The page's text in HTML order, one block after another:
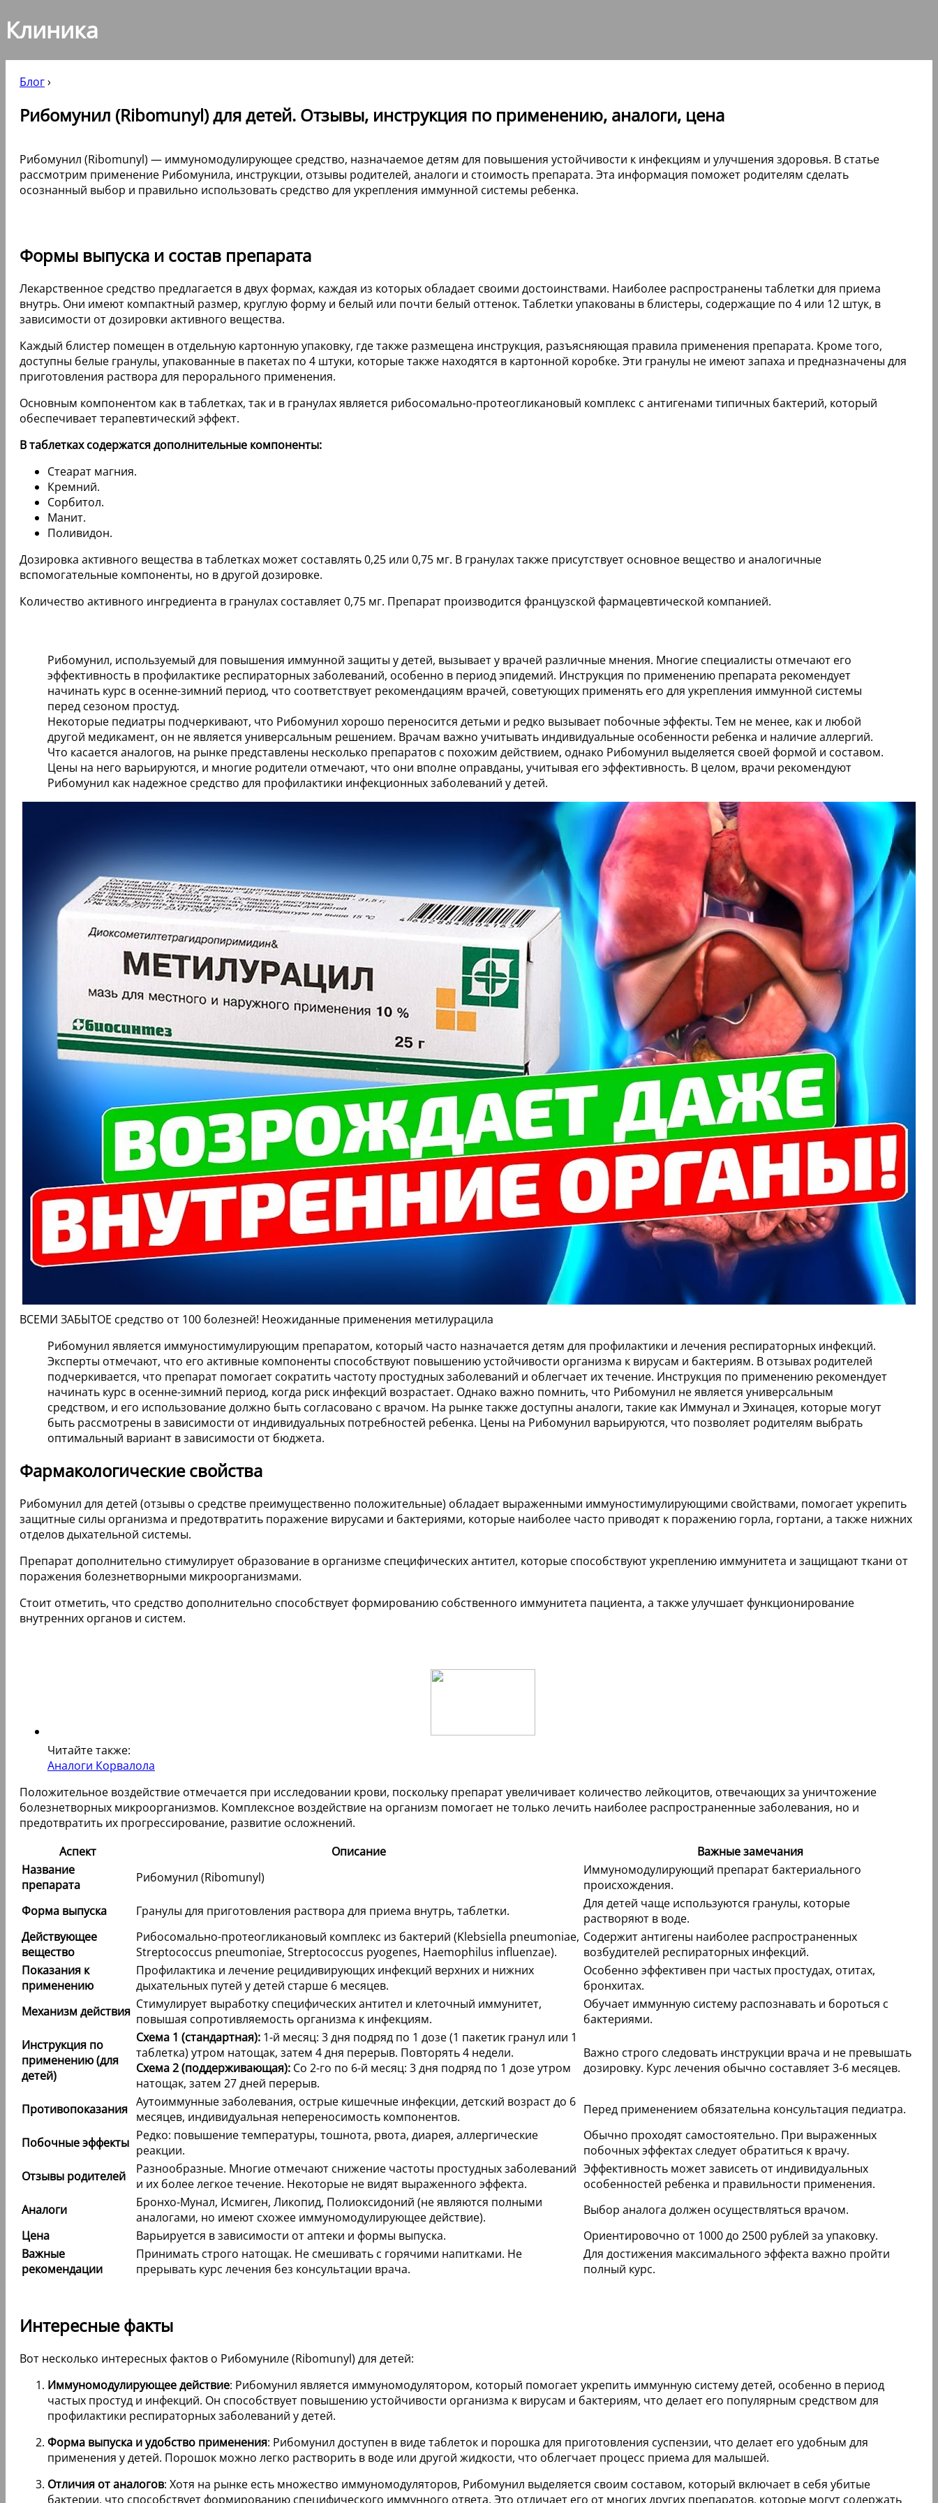
Клиника
Блог›
Рибомунил (Ribomunyl) для детей. Отзывы, инструкция по применению, аналоги, цена
Рибомунил (Ribomunyl) — иммуномодулирующее средство, назначаемое детям для повышения устойчивости к инфекциям и улучшения здоровья. В статье
рассмотрим применение Рибомунила, инструкции, отзывы родителей, аналоги и стоимость препарата. Эта информация поможет родителям сделать
осознанный выбор и правильно использовать средство для укрепления иммунной системы ребенка.
Формы выпуска и состав препарата
Лекарственное средство предлагается в двух формах, каждая из которых обладает своими достоинствами. Наиболее распространены таблетки для приема
внутрь. Они имеют компактный размер, круглую форму и белый или почти белый оттенок. Таблетки упакованы в блистеры, содержащие по 4 или 12 штук, в
зависимости от дозировки активного вещества.
Каждый блистер помещен в отдельную картонную упаковку, где также размещена инструкция, разъясняющая правила применения препарата. Кроме того,
доступны белые гранулы, упакованные в пакетах по 4 штуки, которые также находятся в картонной коробке. Эти гранулы не имеют запаха и предназначены для
приготовления раствора для перорального применения.
Основным компонентом как в таблетках, так и в гранулах является рибосомально-протеогликановый комплекс с антигенами типичных бактерий, который
обеспечивает терапевтический эффект.
В таблетках содержатся дополнительные компоненты:
Стеарат магния.
Кремний.
Сорбитол.
Манит.
Поливидон.
Дозировка активного вещества в таблетках может составлять 0,25 или 0,75 мг. В гранулах также присутствует основное вещество и аналогичные
вспомогательные компоненты, но в другой дозировке.
Количество активного ингредиента в гранулах составляет 0,75 мг. Препарат производится французской фармацевтической компанией.
Рибомунил, используемый для повышения иммунной защиты у детей, вызывает у врачей различные мнения. Многие специалисты отмечают его
эффективность в профилактике респираторных заболеваний, особенно в период эпидемий. Инструкция по применению препарата рекомендует
начинать курс в осенне-зимний период, что соответствует рекомендациям врачей, советующих применять его для укрепления иммунной системы
перед сезоном простуд.
Некоторые педиатры подчеркивают, что Рибомунил хорошо переносится детьми и редко вызывает побочные эффекты. Тем не менее, как и любой
другой медикамент, он не является универсальным решением. Врачам важно учитывать индивидуальные особенности ребенка и наличие аллергий.
Что касается аналогов, на рынке представлены несколько препаратов с похожим действием, однако Рибомунил выделяется своей формой и составом.
Цены на него варьируются, и многие родители отмечают, что они вполне оправданы, учитывая его эффективность. В целом, врачи рекомендуют
Рибомунил как надежное средство для профилактики инфекционных заболеваний у детей.
ВСЕМИ ЗАБЫТОЕ средство от 100 болезней! Неожиданные применения метилурацила
Рибомунил является иммуностимулирующим препаратом, который часто назначается детям для профилактики и лечения респираторных инфекций.
Эксперты отмечают, что его активные компоненты способствуют повышению устойчивости организма к вирусам и бактериям. В отзывах родителей
подчеркивается, что препарат помогает сократить частоту простудных заболеваний и облегчает их течение. Инструкция по применению рекомендует
начинать курс в осенне-зимний период, когда риск инфекций возрастает. Однако важно помнить, что Рибомунил не является универсальным
средством, и его использование должно быть согласовано с врачом. На рынке также доступны аналоги, такие как Иммунал и Эхинацея, которые могут
быть рассмотрены в зависимости от индивидуальных потребностей ребенка. Цены на Рибомунил варьируются, что позволяет родителям выбрать
оптимальный вариант в зависимости от бюджета.
Фармакологические свойства
Рибомунил для детей (отзывы о средстве преимущественно положительные) обладает выраженными иммуностимулирующими свойствами, помогает укрепить
защитные силы организма и предотвратить поражение вирусами и бактериями, которые наиболее часто приводят к поражению горла, гортани, а также нижних
отделов дыхательной системы.
Препарат дополнительно стимулирует образование в организме специфических антител, которые способствуют укреплению иммунитета и защищают ткани от
поражения болезнетворными микроорганизмами.
Стоит отметить, что средство дополнительно способствует формированию собственного иммунитета пациента, а также улучшает функционирование
внутренних органов и систем.
Читайте также:
Аналоги Корвалола
Положительное воздействие отмечается при исследовании крови, поскольку препарат увеличивает количество лейкоцитов, отвечающих за уничтожение
болезнетворных микроорганизмов. Комплексное воздействие на организм помогает не только лечить наиболее распространенные заболевания, но и
предотвратить их прогрессирование, развитие осложнений.
Аспект
Описание
Важные замечания
Название
препарата
Рибомунил (Ribomunyl)
Иммуномодулирующий препарат бактериального
происхождения.
Форма выпуска
Гранулы для приготовления раствора для приема внутрь, таблетки.
Для детей чаще используются гранулы, которые
растворяют в воде.
Действующее
вещество
Рибосомально-протеогликановый комплекс из бактерий (Klebsiella pneumoniae,
Streptococcus pneumoniae, Streptococcus pyogenes, Haemophilus influenzae).
Содержит антигены наиболее распространенных
возбудителей респираторных инфекций.
Показания к
применению
Профилактика и лечение рецидивирующих инфекций верхних и нижних
дыхательных путей у детей старше 6 месяцев.
Особенно эффективен при частых простудах, отитах,
бронхитах.
Механизм действия Стимулирует выработку специфических антител и клеточный иммунитет,
повышая сопротивляемость организма к инфекциям.
Обучает иммунную систему распознавать и бороться с
бактериями.
Инструкция по
применению (для
детей)
Схема 1 (стандартная): 1-й месяц: 3 дня подряд по 1 дозе (1 пакетик гранул или 1
таблетка) утром натощак, затем 4 дня перерыв. Повторять 4 недели.
Схема 2 (поддерживающая): Со 2-го по 6-й месяц: 3 дня подряд по 1 дозе утром
натощак, затем 27 дней перерыв.
Важно строго следовать инструкции врача и не превышать
дозировку. Курс лечения обычно составляет 3-6 месяцев.
Противопоказания Аутоиммунные заболевания, острые кишечные инфекции, детский возраст до 6
месяцев, индивидуальная непереносимость компонентов.
Перед применением обязательна консультация педиатра.
Побочные эффекты Редко: повышение температуры, тошнота, рвота, диарея, аллергические
реакции.
Обычно проходят самостоятельно. При выраженных
побочных эффектах следует обратиться к врачу.
Отзывы родителей
Разнообразные. Многие отмечают снижение частоты простудных заболеваний
и их более легкое течение. Некоторые не видят выраженного эффекта.
Эффективность может зависеть от индивидуальных
особенностей ребенка и правильности применения.
Аналоги
Бронхо-Мунал, Исмиген, Ликопид, Полиоксидоний (не являются полными
аналогами, но имеют схожее иммуномодулирующее действие).
Выбор аналога должен осуществляться врачом.
Цена
Варьируется в зависимости от аптеки и формы выпуска.
Ориентировочно от 1000 до 2500 рублей за упаковку.
Важные
рекомендации
Принимать строго натощак. Не смешивать с горячими напитками. Не
прерывать курс лечения без консультации врача.
Для достижения максимального эффекта важно пройти
полный курс.
Интересные факты
Вот несколько интересных фактов о Рибомуниле (Ribomunyl) для детей:
Иммуномодулирующее действие: Рибомунил является иммуномодулятором, который помогает укрепить иммунную систему детей, особенно в период
частых простуд и инфекций. Он способствует повышению устойчивости организма к вирусам и бактериям, что делает его популярным средством для
профилактики респираторных заболеваний у детей.
Форма выпуска и удобство применения: Рибомунил доступен в виде таблеток и порошка для приготовления суспензии, что делает его удобным для
применения у детей. Порошок можно легко растворить в воде или другой жидкости, что облегчает процесс приема для малышей.
Отличия от аналогов: Хотя на рынке есть множество иммуномодуляторов, Рибомунил выделяется своим составом, который включает в себя убитые
бактерии, что способствует формированию специфического иммунного ответа. Это отличает его от многих других препаратов, которые могут содержать